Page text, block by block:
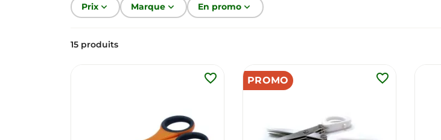
Prixkeyboard_arrow_down Marquekeyboard_arrow_down En promokeyboard_arrow_down
15 produits
favorite_border PROMO favorite_border